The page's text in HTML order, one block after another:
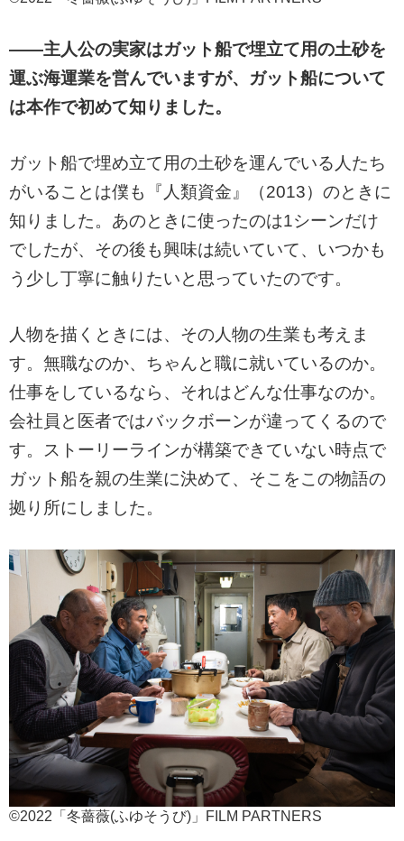
――主人公の実家はガット船で埋立て用の土砂を
運ぶ海運業を営んでいますが、ガット船について
は本作で初めて知りました。
ガット船で埋め立て用の土砂を運んでいる人たち
がいることは僕も『人類資金』（2013）のときに
知りました。あのときに使ったのは1シーンだけ
でしたが、その後も興味は続いていて、いつかも
う少し丁寧に触りたいと思っていたのです。
人物を描くときには、その人物の生業も考えま
す。無職なのか、ちゃんと職に就いているのか。
仕事をしているなら、それはどんな仕事なのか。
会社員と医者ではバックボーンが違ってくるので
す。ストーリーラインが構築できていない時点で
ガット船を親の生業に決めて、そこをこの物語の
拠り所にしました。
©2022「冬薔薇(ふゆそうび)」FILM PARTNERS